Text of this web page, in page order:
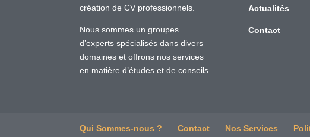
création de CV professionnels.
Nous sommes un groupes
d’experts spécialisés dans divers
domaines et offrons nos services
en matière d’études et de conseils
Actualités
Contact
Qui Sommes-nous ? Contact Nos Services